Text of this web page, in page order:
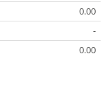
0.00
-
0.00